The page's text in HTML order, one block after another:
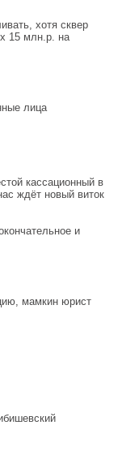
хотя сквер
15 млн.р. на
лица
кассационный в
ждёт новый виток
и
мамкин юрист